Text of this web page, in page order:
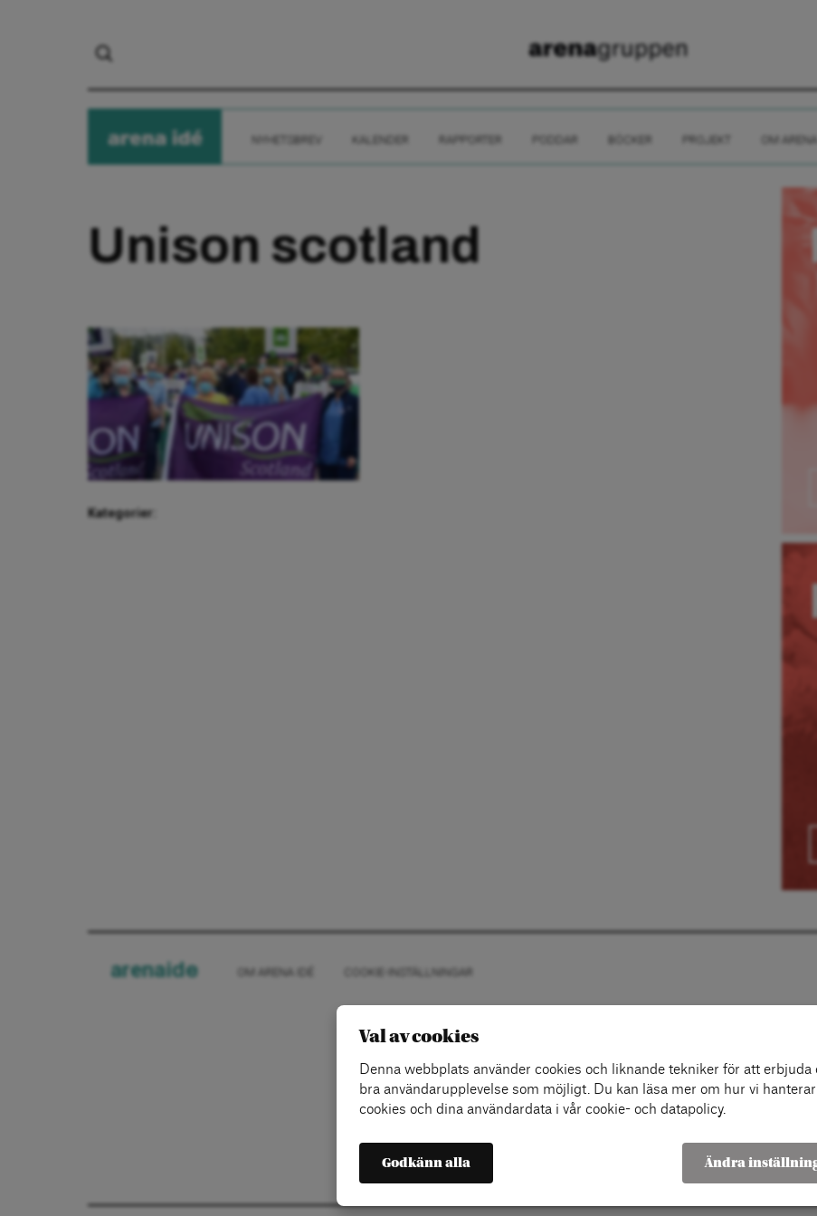
arenaide KALENDER RAPPORTER BÖCKER PROJEKT OM ARENA
Unison scotland
Kategorier:
arenaide OM ARENA IDÉ COOKIE-INSTÄLLNINGAR
Val av cookies
Denna webbplats använder cookies och liknande tekniker för att erbjuda
bra användarupplevelse som möjligt. Du kan läsa mer om hur vi hanterar
cookies och dina användardata i vår cookie- och datapolicy.
Godkänn alla Ändra